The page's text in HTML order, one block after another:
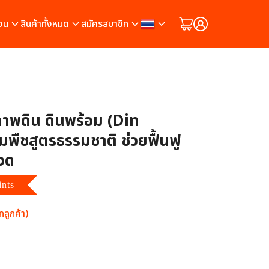
น สินค้าทั้งหมด สมัครสมาชิก
พดิน ดินพร้อม (Din
พืชสูตรธรรมชาติ ช่วยฟื้นฟู
ด
มบน10
กค้า)